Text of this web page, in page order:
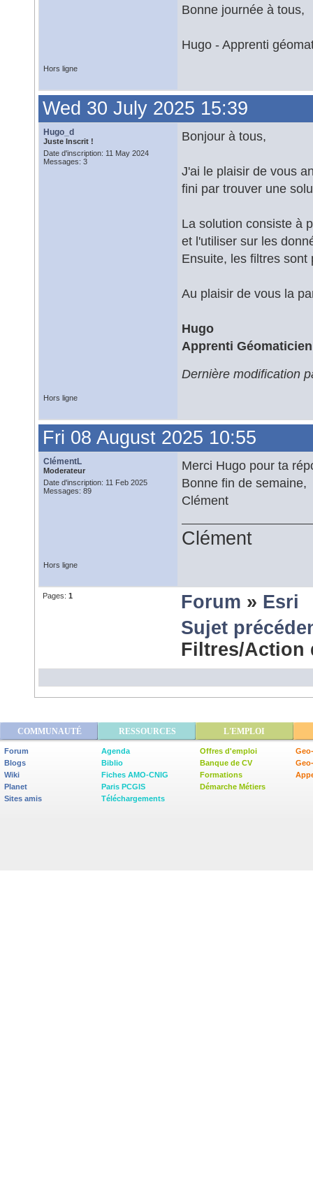
Bonne journée à tous,
Hugo - Apprenti
Hors ligne
Wed 30 July 2025 15:39
Hugo_d
Juste Inscrit !
Date d'inscription: 11 May 2024
Messages: 3
Bonjour à tous,
J'ai le plaisir de vous
fini par trouver une
La solution consiste à
et l'utiliser sur les
Ensuite, les filtres
Au plaisir de vous la
Hugo
Apprenti Géomaticien
Dernière modification
Hors ligne
Fri 08 August 2025 10:55
ClémentL
Moderateur
Date d'inscription: 11 Feb 2025
Messages: 89
Merci Hugo pour ta
Bonne fin de semaine,
Clément
Clément
Hors ligne
Pages: 1 Forum » Esri
Sujet
Filtres/
COMMUNAUTÉ RESSOURCES L'EMPLOI
Forum
Blogs
Wiki
Planet
Sites amis
Agenda
Biblio
Fiches AMO-CNIG
Paris PCGIS
Téléchargements
Offres d'emploi
Banque de CV
Formations
Démarche Métiers